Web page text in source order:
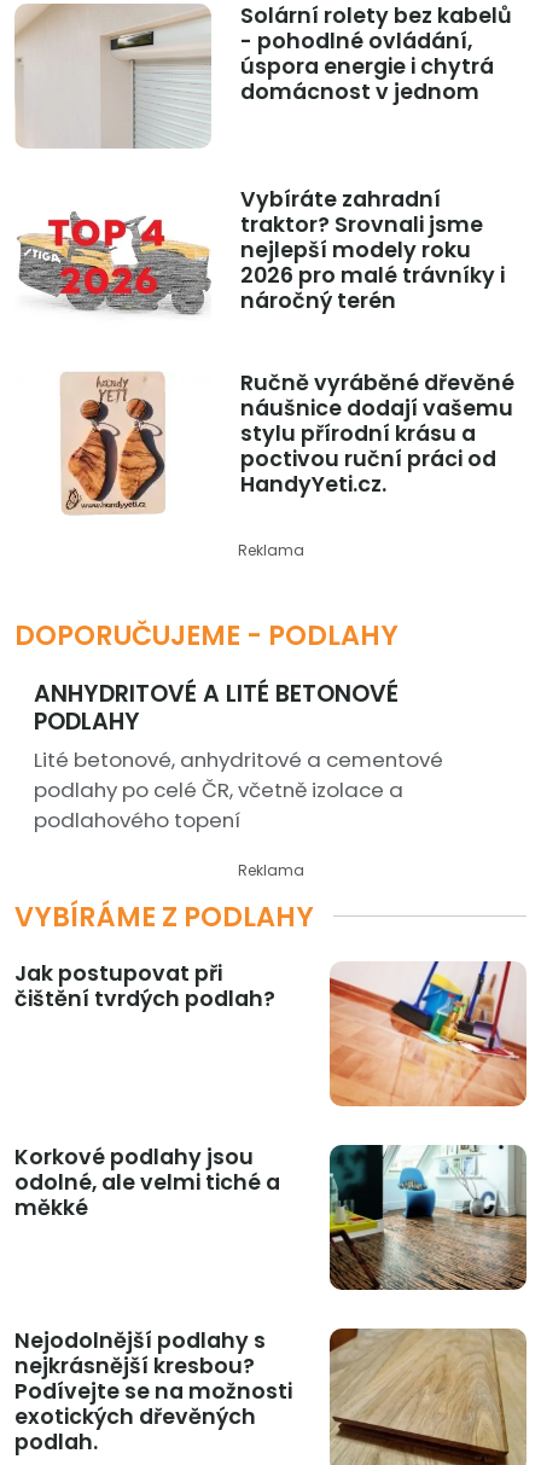
Solární rolety bez kabelů
- pohodlné ovládání,
úspora energie i chytrá
domácnost v jednom
Vybíráte zahradní
traktor? Srovnali jsme
nejlepší modely roku
2026 pro malé trávníky i
náročný terén
Ručně vyráběné dřevěné
náušnice dodají vašemu
stylu přírodní krásu a
poctivou ruční práci od
HandyYeti.cz.
Reklama
DOPORUČUJEME - PODLAHY
ANHYDRITOVÉ A LITÉ BETONOVÉ
PODLAHY
Lité betonové, anhydritové a cementové
podlahy po celé ČR, včetně izolace a
podlahového topení
Reklama
VYBÍRÁME Z PODLAHY
Jak postupovat při
čištění tvrdých podlah?
Korkové podlahy jsou
odolné, ale velmi tiché a
měkké
Nejodolnější podlahy s
nejkrásnější kresbou?
Podívejte se na možnosti
exotických dřevěných
podlah.